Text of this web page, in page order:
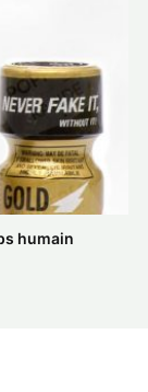
humain